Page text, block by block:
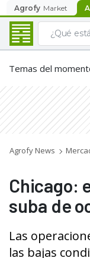
Agrofy Market
Temas del
Agrofy News
Chicago:
suba de
Las
las bajas